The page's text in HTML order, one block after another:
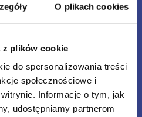
O plikach cookies
z plików cookie
do spersonalizowania treści
społecznościowe i
Informacje o tym, jak
udostępniamy partnerom
systemu Zipstop, który
w sposób łagodny
jego wagę i szybkość